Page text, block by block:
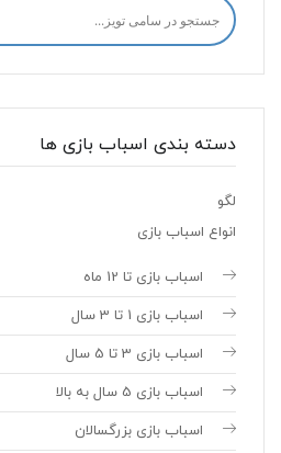
دسته بندی اسباب بازی ها
لگو
انواع اسباب بازی
اسباب بازی تا 12 ماه
اسباب بازی 1 تا 3 سال
اسباب بازی 3 تا 5 سال
اسباب بازی 5 سال به بالا
اسباب بازی بزرگسالان